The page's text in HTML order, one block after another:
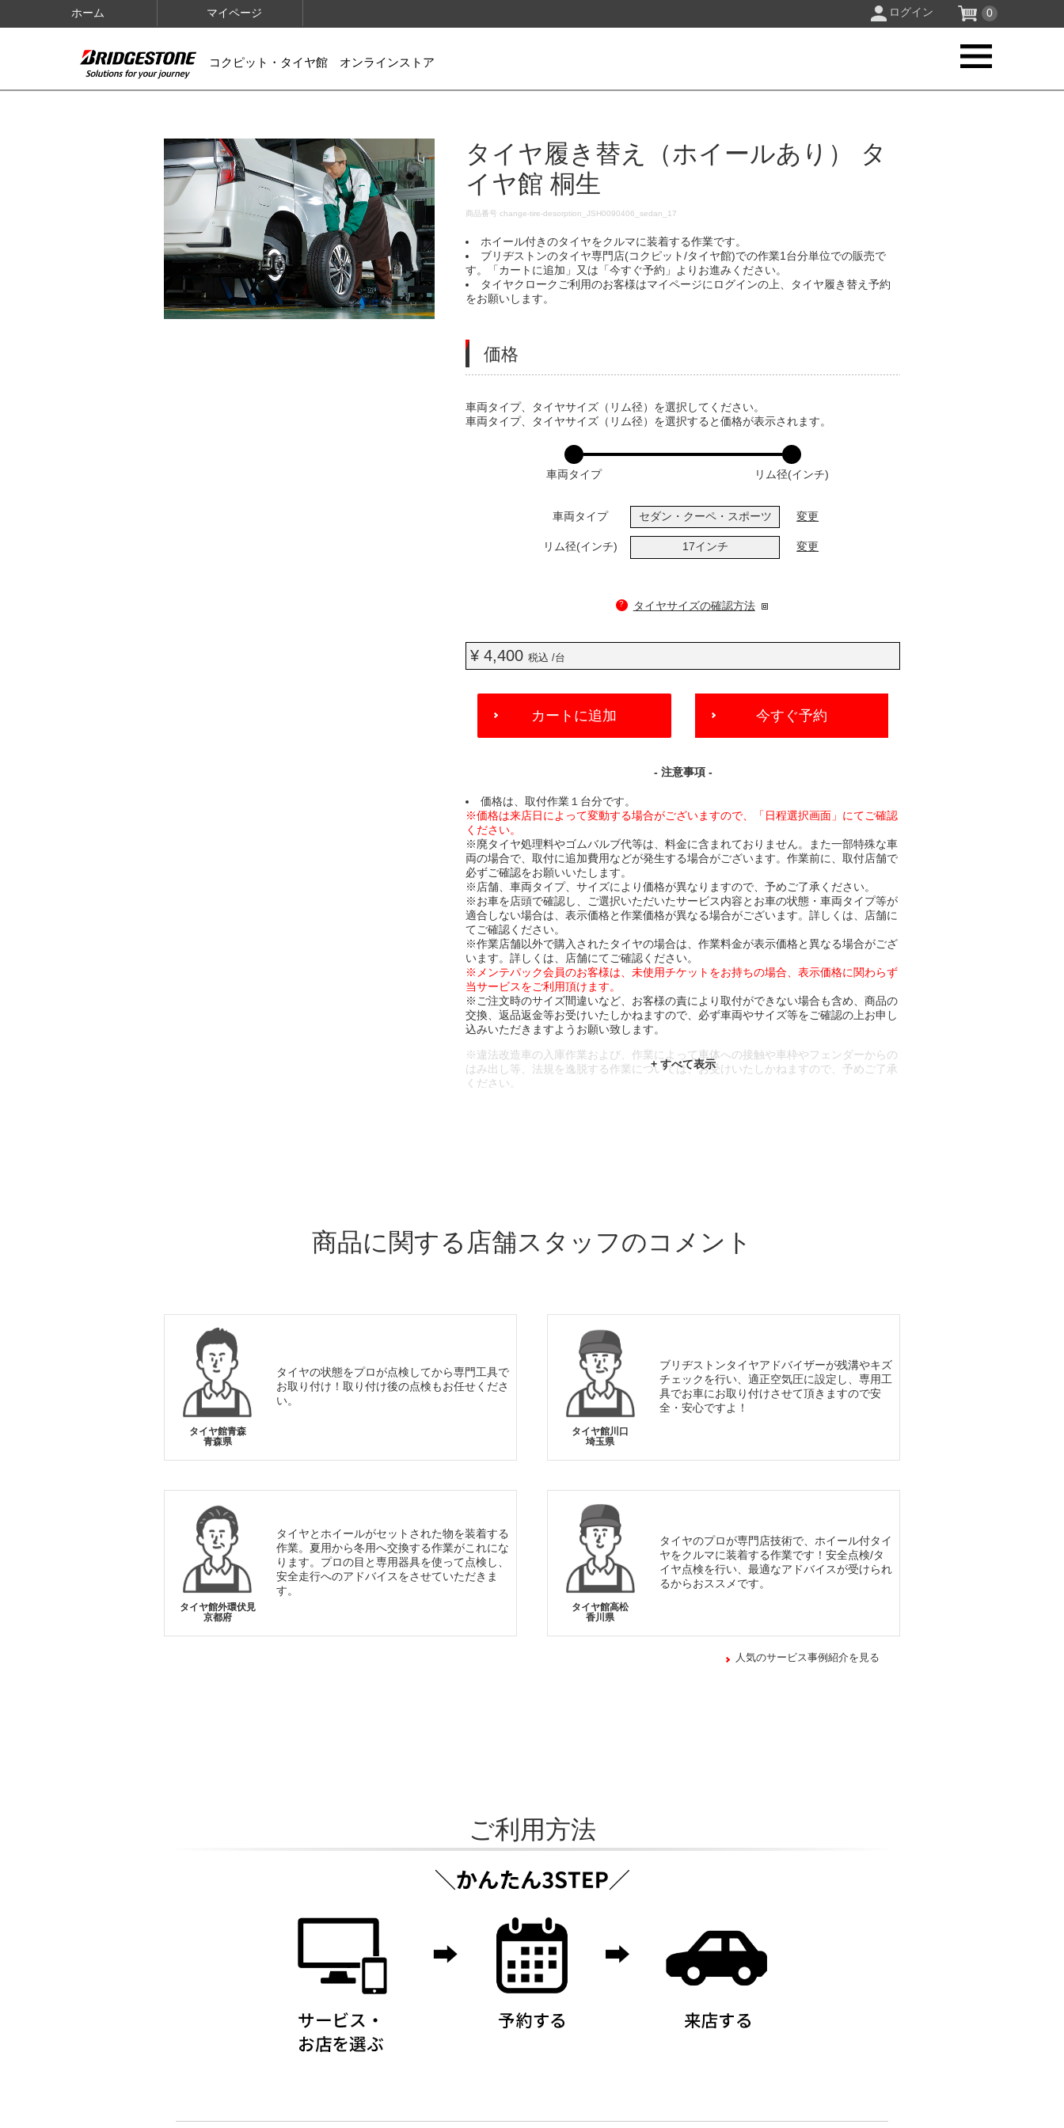
ホーム マイページ ログイン 0
コクピット・タイヤ館 オンラインストア
IMAGES
タイヤ履き替え（ホイールあり） タ
イヤ館 桐生
DETAILS
商品番号change-tire-desorption_JSH0090406_sedan_17
ホイール付きのタイヤをクルマに装着する作業です。
ブリヂストンのタイヤ専門店(コクピット/タイヤ館)での作業1台分単位での販売で
す。「カートに追加」又は「今すぐ予約」よりお進みください。
タイヤクロークご利用のお客様はマイページにログインの上、タイヤ履き替え予約
をお願いします。
価格
VARIATIONS
車両タイプ、タイヤサイズ（リム径）を選択してください。
車両タイプ、タイヤサイズ（リム径）を選択すると価格が表示されます。
車両タイプ リム径(インチ)
車両タイプ セダン・クーペ・スポーツ 変更
リム径(インチ) 17インチ 変更
? タイヤサイズの確認方法
¥ 4,400税込 /台
ADD
CART
カートに追加 今すぐ予約
- 注意事項 -
価格は、取付作業１台分です。
※価格は来店日によって変動する場合がございますので、「日程選択画面」にてご確認
ください。
※廃タイヤ処理料やゴムバルブ代等は、料金に含まれておりません。また一部特殊な車
両の場合で、取付に追加費用などが発生する場合がございます。作業前に、取付店舗で
必ずご確認をお願いいたします。
※店舗、車両タイプ、サイズにより価格が異なりますので、予めご了承ください。
※お車を店頭で確認し、ご選択いただいたサービス内容とお車の状態・車両タイプ等が
適合しない場合は、表示価格と作業価格が異なる場合がございます。詳しくは、店舗に
てご確認ください。
※作業店舗以外で購入されたタイヤの場合は、作業料金が表示価格と異なる場合がござ
います。詳しくは、店舗にてご確認ください。
※メンテパック会員のお客様は、未使用チケットをお持ちの場合、表示価格に関わらず
当サービスをご利用頂けます。
※ご注文時のサイズ間違いなど、お客様の責により取付ができない場合も含め、商品の
交換、返品返金等お受けいたしかねますので、必ず車両やサイズ等をご確認の上お申し
込みいただきますようお願い致します。
※違法改造車の入庫作業および、作業によって車体への接触や車枠やフェンダーからの
はみ出し等、法規を逸脱する作業については、お受けいたしかねますので、予めご了承
ください。
商品に関する店舗スタッフのコメント
タイヤ館青森
青森県
タイヤの状態をプロが点検してから専門工具で
お取り付け！取り付け後の点検もお任せくださ
い。
タイヤ館川口
埼玉県
ブリヂストンタイヤアドバイザーが残溝やキズ
チェックを行い、適正空気圧に設定し、専用工
具でお車にお取り付けさせて頂きますので安
全・安心ですよ！
タイヤ館外環伏見
京都府
タイヤとホイールがセットされた物を装着する
作業。夏用から冬用へ交換する作業がこれにな
ります。プロの目と専用器具を使って点検し、
安全走行へのアドバイスをさせていただきま
す。
タイヤ館高松
香川県
タイヤのプロが専門店技術で、ホイール付タイ
ヤをクルマに装着する作業です！安全点検/タ
イヤ点検を行い、最適なアドバイスが受けられ
るからおススメです。
人気のサービス事例紹介を見る
ご利用方法